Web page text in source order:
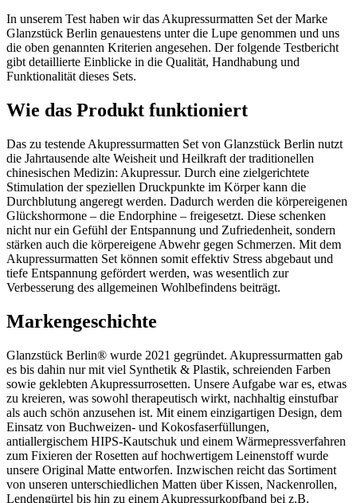
In unserem Test haben wir das Akupressurmatten Set der Marke
Glanzstück Berlin genauestens unter die Lupe genommen und uns
die oben genannten Kriterien angesehen. Der folgende Testbericht
gibt detaillierte Einblicke in die Qualität, Handhabung und
Funktionalität dieses Sets.
Wie das Produkt funktioniert
Das zu testende Akupressurmatten Set von Glanzstück Berlin nutzt
die Jahrtausende alte Weisheit und Heilkraft der traditionellen
chinesischen Medizin: Akupressur. Durch eine zielgerichtete
Stimulation der speziellen Druckpunkte im Körper kann die
Durchblutung angeregt werden. Dadurch werden die körpereigenen
Glückshormone – die Endorphine – freigesetzt. Diese schenken
nicht nur ein Gefühl der Entspannung und Zufriedenheit, sondern
stärken auch die körpereigene Abwehr gegen Schmerzen. Mit dem
Akupressurmatten Set können somit effektiv Stress abgebaut und
tiefe Entspannung gefördert werden, was wesentlich zur
Verbesserung des allgemeinen Wohlbefindens beiträgt.
Markengeschichte
Glanzstück Berlin® wurde 2021 gegründet. Akupressurmatten gab
es bis dahin nur mit viel Synthetik & Plastik, schreienden Farben
sowie geklebten Akupressurrosetten. Unsere Aufgabe war es, etwas
zu kreieren, was sowohl therapeutisch wirkt, nachhaltig einstufbar
als auch schön anzusehen ist. Mit einem einzigartigen Design, dem
Einsatz von Buchweizen- und Kokosfaserfüllungen,
antiallergischem HIPS-Kautschuk und einem Wärmepressverfahren
zum Fixieren der Rosetten auf hochwertigem Leinenstoff wurde
unsere Original Matte entworfen. Inzwischen reicht das Sortiment
von unseren unterschiedlichen Matten über Kissen, Nackenrollen,
Lendengürtel bis hin zu einem Akupressurkopfband bei z.B.